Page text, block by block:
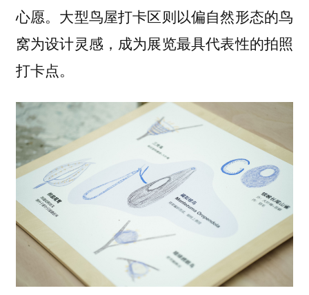
心愿。大型鸟屋打卡区则以偏自然形态的鸟
窝为设计灵感，成为展览最具代表性的拍照
打卡点。